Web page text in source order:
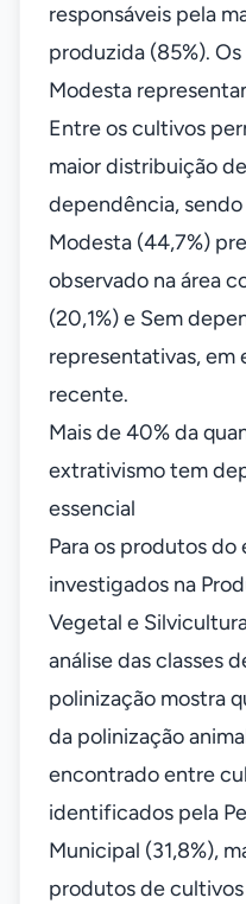
responsáveis pela
produzida (85%).
Modesta
Entre os cultivos
maior distribuição
dependência,
Modesta (44,7%)
observado na área
(20,1%) e Sem
representativas, em
recente.
Mais de 40% da
extrativismo tem
essencial
Para os produtos
investigados na
Vegetal e
análise das classes
polinização mostra
da polinização
encontrado entre
identificados pela
Municipal (31,8%),
produtos de